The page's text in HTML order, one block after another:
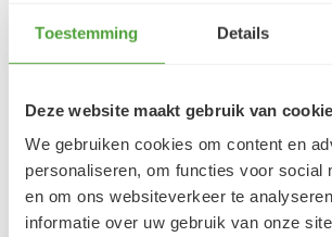
Toestemming Details
Deze website maakt gebruik van
We gebruiken cookies om content en
personaliseren, om functies voor social
en om ons websiteverkeer te
informatie over uw gebruik van onze
5/5
5 augustus 2026
j'ai trouvé très contente du
LEES MEER